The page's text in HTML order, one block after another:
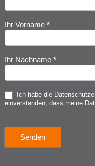
Anmeldung
Ihr Vorname *
Ihr Nachname *
Ich habe die
einverstanden, dass meine
Senden